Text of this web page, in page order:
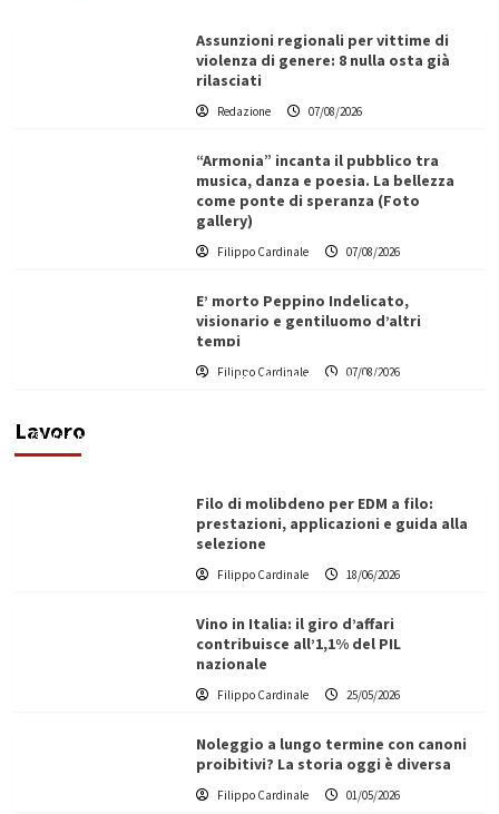
Assunzioni regionali per vittime di
violenza di genere: 8 nulla osta già
rilasciati
Redazione 07/08/2026
“Armonia” incanta il pubblico tra
musica, danza e poesia. La bellezza
come ponte di speranza (Foto
gallery)
Filippo Cardinale 07/08/2026
E’ morto Peppino Indelicato,
visionario e gentiluomo d’altri
tempi
Filippo Cardinale 07/08/2026
Lavoro
L’ingegnere saccense Buscarnera partner chiave
di un progetto transnazionale per la transizione
Filippo Cardinale
Filo di molibdeno per EDM a filo:
prestazioni, applicazioni e guida alla
selezione
Filippo Cardinale 18/06/2026
Vino in Italia: il giro d’affari
contribuisce all’1,1% del PIL
nazionale
Filippo Cardinale 25/05/2026
Noleggio a lungo termine con canoni
proibitivi? La storia oggi è diversa
Filippo Cardinale 01/05/2026